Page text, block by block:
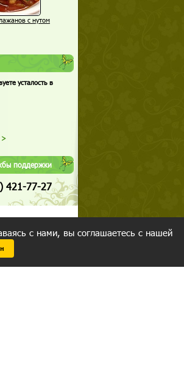
с нутом
усталость в
поддержки
421-77-27
с нами, вы соглашаетесь с нашей